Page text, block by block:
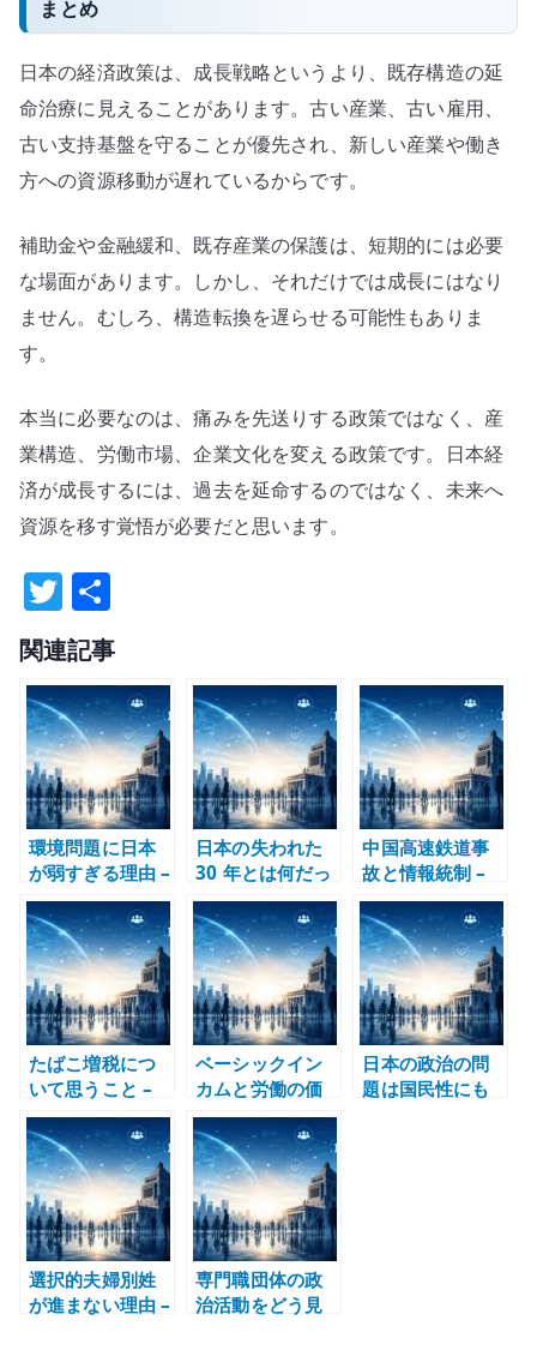
まとめ
日本の経済政策は、成長戦略というより、既存構造の延
命治療に見えることがあります。古い産業、古い雇用、
古い支持基盤を守ることが優先され、新しい産業や働き
方への資源移動が遅れているからです。
補助金や金融緩和、既存産業の保護は、短期的には必要
な場面があります。しかし、それだけでは成長にはなり
ません。むしろ、構造転換を遅らせる可能性もありま
す。
本当に必要なのは、痛みを先送りする政策ではなく、産
業構造、労働市場、企業文化を変える政策です。日本経
済が成長するには、過去を延命するのではなく、未来へ
資源を移す覚悟が必要だと思います。
T
w
it
te
r
有
関連記事
環境問題に日本
が弱すぎる理由 –
意識ではなく制
度、電源、産業
構造の問題とし
て考える
日本の失われた
30 年とは何だっ
たのか – 未来の
芽を摘み続けた
政治と産業構造
中国高速鉄道事
故と情報統制 –
事故対応で見え
たネット規制の
問題
たばこ増税につ
いて思うこと –
税制で生活習慣
を変えることの
違和感
ベーシックイン
カムと労働の価
値 – 働かなくて
も生きられる社
会で仕事はどう
変わるか
日本の政治の問
題は国民性にも
選択的夫婦別姓
が進まない理由 –
専門職団体の政
治活動をどう見